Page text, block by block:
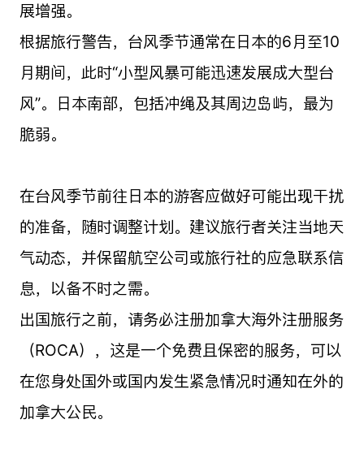
展增强。
根据旅行警告，台风季节通常在日本的6月至10
月期间，此时“小型风暴可能迅速发展成大型台
风”。日本南部，包括冲绳及其周边岛屿，最为
脆弱。
在台风季节前往日本的游客应做好可能出现干扰
的准备，随时调整计划。建议旅行者关注当地天
气动态，并保留航空公司或旅行社的应急联系信
息，以备不时之需。
出国旅行之前，请务必注册加拿大海外注册服务
（ROCA），这是一个免费且保密的服务，可以
在您身处国外或国内发生紧急情况时通知在外的
加拿大公民。